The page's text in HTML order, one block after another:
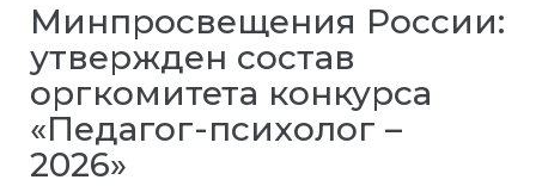
Минпросвещения России:
утвержден состав
оргкомитета конкурса
«Педагог-психолог –
2026»